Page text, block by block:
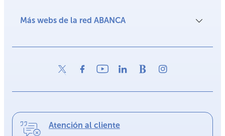
Más webs de la red ABANCA
Atención al cliente